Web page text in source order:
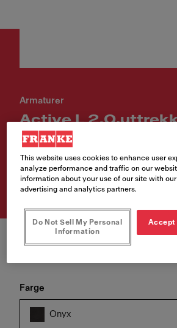
Armaturer
Active L
m/dusj, onyx
Artikkelnumre
115.0653.384
Farge
Onyx
This website uses cookies to enhance user
analyze performance and traffic on our
information about your use of our site with
advertising and analytics partners.
Do Not Sell My Personal
Information
Accept